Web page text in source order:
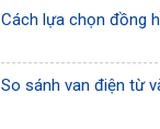
Cách lựa chọn đồng
So sánh van điện từ